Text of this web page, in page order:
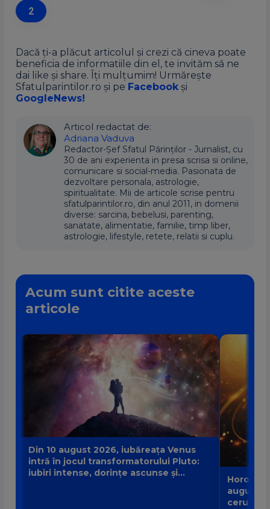
2
Dacă ți-a plăcut articolul și crezi că cineva poate
beneficia de informatiile din el, te invităm să ne
dai like și share. Îți mulțumim! Urmărește
Sfatulparintilor.ro și pe Facebook și
GoogleNews!
Articol redactat de:
Adriana Vaduva
Redactor-Șef Sfatul Părinților - Jurnalist, cu
30 de ani experienta in presa scrisa si online,
comunicare si social-media. Pasionata de
dezvoltare personala, astrologie,
spiritualitate. Mii de articole scrise pentru
sfatulparintilor.ro, din anul 2011, in domenii
diverse: sarcina, bebelusi, parenting,
sanatate, alimentatie, familie, timp liber,
astrologie, lifestyle, retete, relatii si cuplu.
Acum sunt citite aceste
articole
Din 10 august 2026, iubăreața Venus
intră în jocul transformatorului Pluto:
iubiri intense, dorințe ascunse și
august
cerul